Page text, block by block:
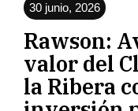
30 junio, 2026
Rawson:
valor del
la Ribera